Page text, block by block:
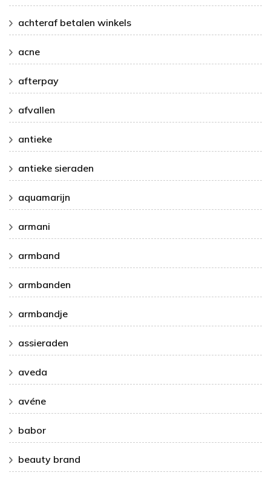
achteraf betalen winkels
acne
afterpay
afvallen
antieke
antieke sieraden
aquamarijn
armani
armband
armbanden
armbandje
assieraden
aveda
avéne
babor
beauty brand